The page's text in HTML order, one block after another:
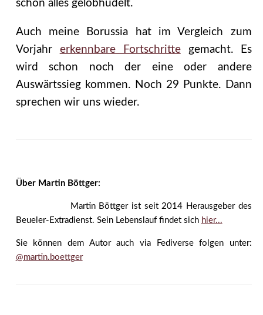
schon alles gelobhudelt.
Auch meine Borussia hat im Vergleich zum
Vorjahr erkennbare Fortschrittegemacht. Es
wird schon noch der eine oder andere
Auswärtssieg kommen. Noch 29 Punkte. Dann
sprechen wir uns wieder.
Über Martin Böttger:
Martin Böttger ist seit 2014 Herausgeber des
Beueler-Extradienst. Sein Lebenslauf findet sich hier...
Sie können dem Autor auch via Fediverse folgen unter:
@martin.boettger